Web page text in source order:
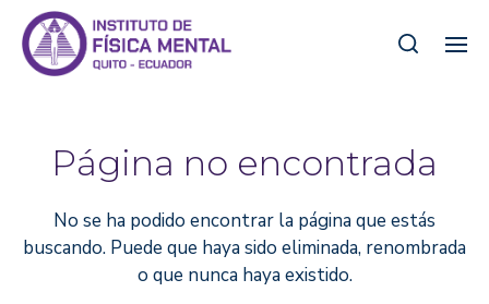
Página no encontrada
No se ha podido encontrar la página que estás
buscando. Puede que haya sido eliminada, renombrada
o que nunca haya existido.